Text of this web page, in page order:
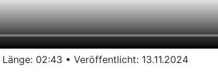
02:43 • Veröffentlicht: 13.11.2024